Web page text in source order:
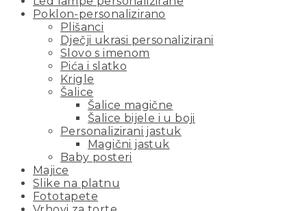
Poklon-personalizirano
Plišanci
Dječji ukrasi personalizirani
Slovo s imenom
Pića i slatko
Krigle
Šalice
Šalice magične
Šalice bijele i u boji
Personalizirani jastuk
Magični jastuk
Baby posteri
Majice
Slike na platnu
Fototapete